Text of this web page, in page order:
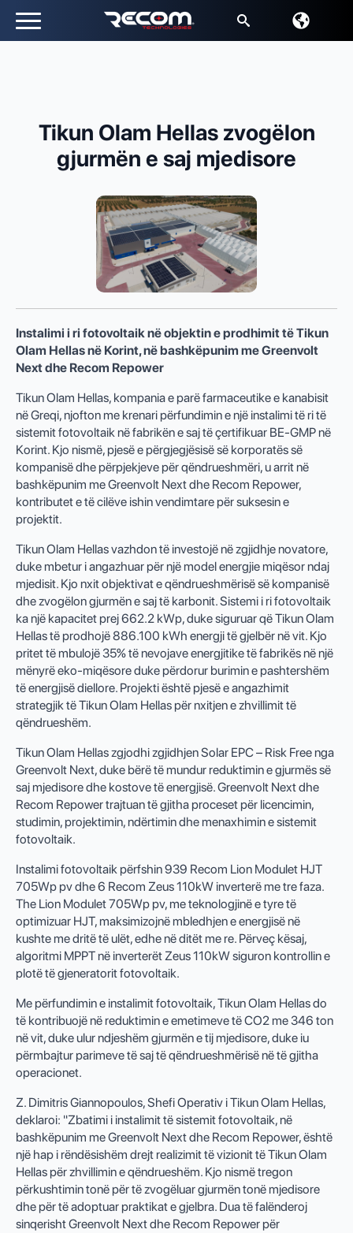
Tikun Olam Hellas zvogëlon
gjurmën e saj mjedisore
Instalimi i ri fotovoltaik në objektin e prodhimit të Tikun
Olam Hellas në Korint, në bashkëpunim me Greenvolt
Next dhe Recom Repower
Tikun Olam Hellas, kompania e parë farmaceutike e kanabisit
në Greqi, njofton me krenari përfundimin e një instalimi të ri të
sistemit fotovoltaik në fabrikën e saj të çertifikuar BE-GMP në
Korint. Kjo nismë, pjesë e përgjegjësisë së korporatës së
kompanisë dhe përpjekjeve për qëndrueshmëri, u arrit në
bashkëpunim me Greenvolt Next dhe Recom Repower,
kontributet e të cilëve ishin vendimtare për suksesin e
projektit.
Tikun Olam Hellas vazhdon të investojë në zgjidhje novatore,
duke mbetur i angazhuar për një model energjie miqësor ndaj
mjedisit. Kjo nxit objektivat e qëndrueshmërisë së kompanisë
dhe zvogëlon gjurmën e saj të karbonit. Sistemi i ri fotovoltaik
ka një kapacitet prej 662.2 kWp, duke siguruar që Tikun Olam
Hellas të prodhojë 886.100 kWh energji të gjelbër në vit. Kjo
pritet të mbulojë 35% të nevojave energjitike të fabrikës në një
mënyrë eko-miqësore duke përdorur burimin e pashtershëm
të energjisë diellore. Projekti është pjesë e angazhimit
strategjik të Tikun Olam Hellas për nxitjen e zhvillimit të
qëndrueshëm.
Tikun Olam Hellas zgjodhi zgjidhjen Solar EPC – Risk Free nga
Greenvolt Next, duke bërë të mundur reduktimin e gjurmës së
saj mjedisore dhe kostove të energjisë. Greenvolt Next dhe
Recom Repower trajtuan të gjitha proceset për licencimin,
studimin, projektimin, ndërtimin dhe menaxhimin e sistemit
fotovoltaik.
Instalimi fotovoltaik përfshin 939 Recom Lion Modulet HJT
705Wp pv dhe 6 Recom Zeus 110kW inverterë me tre faza.
The Lion Modulet 705Wp pv, me teknologjinë e tyre të
optimizuar HJT, maksimizojnë mbledhjen e energjisë në
kushte me dritë të ulët, edhe në ditët me re. Përveç kësaj,
algoritmi MPPT në inverterët Zeus 110kW siguron kontrollin e
plotë të gjeneratorit fotovoltaik.
Me përfundimin e instalimit fotovoltaik, Tikun Olam Hellas do
të kontribuojë në reduktimin e emetimeve të CO2 me 346 ton
në vit, duke ulur ndjeshëm gjurmën e tij mjedisore, duke iu
përmbajtur parimeve të saj të qëndrueshmërisë në të gjitha
operacionet.
Z. Dimitris Giannopoulos, Shefi Operativ i Tikun Olam Hellas,
deklaroi: "Zbatimi i instalimit të sistemit fotovoltaik, në
bashkëpunim me Greenvolt Next dhe Recom Repower, është
një hap i rëndësishëm drejt realizimit të vizionit të Tikun Olam
Hellas për zhvillimin e qëndrueshëm. Kjo nismë tregon
përkushtimin tonë për të zvogëluar gjurmën tonë mjedisore
dhe për të adoptuar praktikat e gjelbra. Dua të falënderoj
sinqerisht Greenvolt Next dhe Recom Repower për